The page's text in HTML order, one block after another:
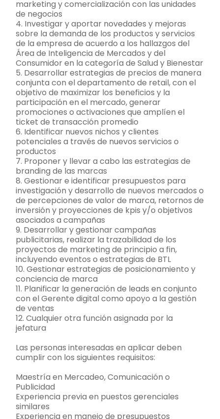
marketing y comercialización con las unidades
de negocios
4. Investigar y aportar novedades y mejoras
sobre la demanda de los productos y servicios
de la empresa de acuerdo a los hallazgos del
Área de Inteligencia de Mercados y del
Consumidor en la categoría de Salud y Bienestar
5. Desarrollar estrategias de precios de manera
conjunta con el departamento de retail, con el
objetivo de maximizar los beneficios y la
participación en el mercado, generar
promociones o activaciones que amplíen el
ticket de transacción promedio
6. Identificar nuevos nichos y clientes
potenciales a través de nuevos servicios o
productos
7. Proponer y llevar a cabo las estrategias de
branding de las marcas
8. Gestionar e identificar presupuestos para
investigación y desarrollo de nuevos mercados o
de percepciones de valor de marca, retornos de
inversión y proyecciones de kpis y/o objetivos
asociados a campañas
9. Desarrollar y gestionar campañas
publicitarias, realizar la trazabilidad de los
proyectos de marketing de principio a fin,
incluyendo eventos o estrategias de BTL
10. Gestionar estrategias de posicionamiento y
conciencia de marca
11. Planificar la generación de leads en conjunto
con el Gerente digital como apoyo a la gestión
de ventas
12. Cualquier otra función asignada por la
jefatura
Las personas interesadas en aplicar deben
cumplir con los siguientes requisitos:
Maestría en Mercadeo, Comunicación o
Publicidad
Experiencia previa en puestos gerenciales
similares
Experiencia en manejo de presupuestos